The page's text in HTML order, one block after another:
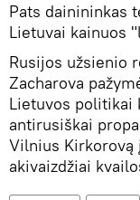
Pats dainininkas
Lietuvai kainuos
Rusijos užsienio
Zacharova
Lietuvos politikai
antirusiškai
Vilnius Kirkorovą
akivaizdžiai